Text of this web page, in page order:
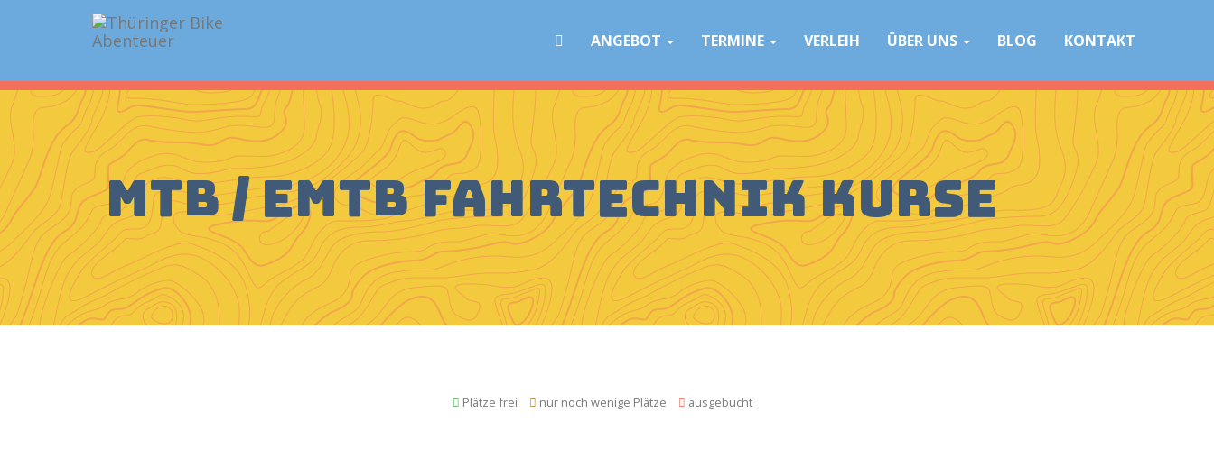
ANGEBOT TERMINE VERLEIH ÜBER UNS BLOG KONTAKT
MTB / EMTB Fahrtechnik Kurse
Plätze frei nur noch wenige Plätze ausgebucht